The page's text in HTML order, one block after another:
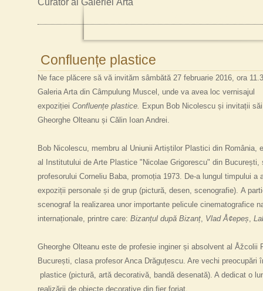
Confluențe plastice
Ne face plăcere să vă invităm sâmbătă 27 februarie 2016, ora
Galeria Arta din Câmpulung Muscel, unde va avea loc vernisajul
expoziției Confluențe plastice. Expun Bob Nicolescu și invitații
Gheorghe Olteanu și Călin Ioan Andrei.
Bob Nicolescu, membru al Uniunii Artiștilor Plastici din România,
al
Institutului de Arte Plastice "Nicolae Grigorescu" din
profesorului Corneliu Baba, promoția 1973. De-a lungul timpului a
expoziții personale și de grup (pictură, desen, scenografie). A
scenograf la realizareaunor importante pelicule cinematografice
internaționale, printre care: Bizanțul după Bizanț, Vlad Å¢epeș,
Gheorghe Olteanu este de profesie inginer și absolvent al Åžcolii
București, clasa profesor Anca Drăguțescu. Are vechi preocupări
plastice (pictură, artă decorativă, bandă desenată). A dedicat o
realizării de obiecte decorative din fier forjat.